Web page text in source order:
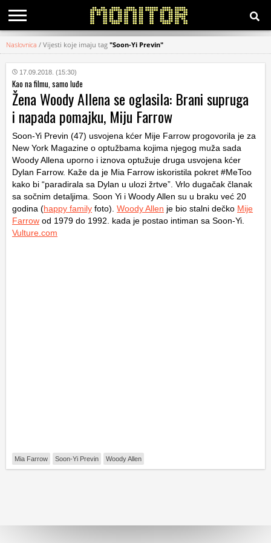
KATEGORIJE
HRVATSKI
WEB
Naslovnica / Vijesti koje imaju tag "Soon-Yi Previn"
17.09.2018. (15:30)
Kao na filmu, samo luđe
Žena Woody Allena se oglasila: Brani supruga
i napada pomajku, Miju Farrow
Soon-Yi Previn (47) usvojena kćer Mije Farrow progovorila je za
New York Magazine o optužbama kojima njegog muža sada
Woody Allena uporno i iznova optužuje druga usvojena kćer
Dylan Farrow. Kaže da je Mia Farrow iskoristila pokret #MeToo
kako bi “paradirala sa Dylan u ulozi žrtve”. Vrlo dugačak članak
sa sočnim detaljima. Soon Yi i Woody Allen su u braku već 20
godina (happy family foto). Woody Allen je bio stalni dečko Mije
Farrow od 1979 do 1992. kada je postao intiman sa Soon-Yi.
Vulture.com
Mia Farrow Soon-Yi Previn Woody Allen